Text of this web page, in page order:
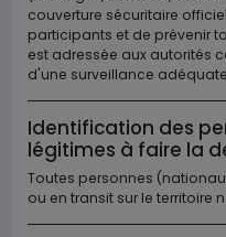
couverture sécuritaire
participants et de prévenir
est adressée aux autorités
d'une surveillance
Identification des
légitimes à faire la
Toutes personnes
ou en transit sur le territoire